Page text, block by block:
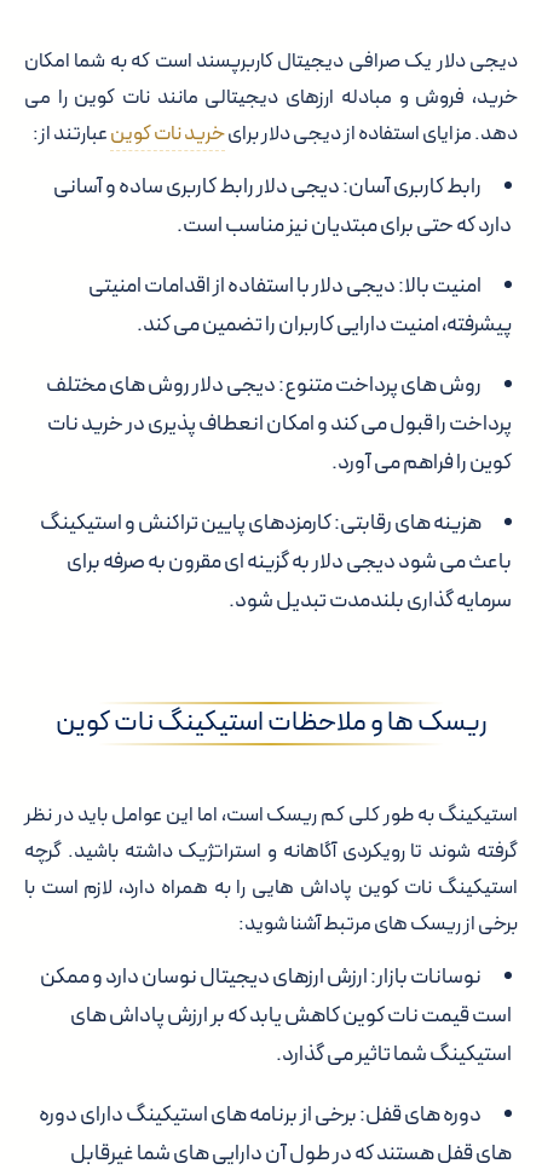
دیجی دلار یک صرافی دیجیتال کاربرپسند است که به شما امکان
خرید، فروش و مبادله ارزهای دیجیتالی مانند نات کوین را می
دهد. مزایای استفاده از دیجی دلار برایخرید نات کوینعبارتند از:
رابط کاربری آسان: دیجی دلار رابط کاربری ساده و آسانی
دارد که حتی برای مبتدیان نیز مناسب است.
امنیت بالا: دیجی دلار با استفاده از اقدامات امنیتی
پیشرفته، امنیت دارایی کاربران را تضمین می کند.
روش های پرداخت متنوع: دیجی دلار روش های مختلف
پرداخت را قبول می کند و امکان انعطاف پذیری در خرید نات
کوین را فراهم می آورد.
هزینه های رقابتی: کارمزدهای پایین تراکنش و استیکینگ
باعث می شود دیجی دلار به گزینه ای مقرون به صرفه برای
سرمایه گذاری بلندمدت تبدیل شود.
ریسک ها و ملاحظات استیکینگ نات کوین
استیکینگ به طور کلی کم ریسک است، اما این عوامل باید در نظر
گرفته شوند تا رویکردی آگاهانه و استراتژیک داشته باشید. گرچه
استیکینگ نات کوین پاداش هایی را به همراه دارد، لازم است با
برخی از ریسک های مرتبط آشنا شوید:
نوسانات بازار: ارزش ارزهای دیجیتال نوسان دارد و ممکن
است قیمت نات کوین کاهش یابد که بر ارزش پاداش های
استیکینگ شما تاثیر می گذارد.
دوره های قفل: برخی از برنامه های استیکینگ دارای دوره
های قفل هستند که در طول آن دارایی های شما غیرقابل